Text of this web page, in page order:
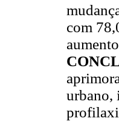
com
urbano,